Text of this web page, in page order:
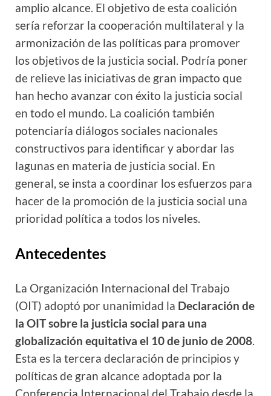
amplio alcance. El objetivo de esta coalición
sería reforzar la cooperación multilateral y la
armonización de las políticas para promover
los objetivos de la justicia social. Podría poner
de relieve las iniciativas de gran impacto que
han hecho avanzar con éxito la justicia social
en todo el mundo. La coalición también
potenciaría diálogos sociales nacionales
constructivos para identificar y abordar las
lagunas en materia de justicia social. En
general, se insta a coordinar los esfuerzos para
hacer de la promoción de la justicia social una
prioridad política a todos los niveles.
Antecedentes
La Organización Internacional del Trabajo
(OIT) adoptó por unanimidad la Declaración de
la OIT sobre la justicia social para una
globalización equitativa el 10 de junio de 2008.
Esta es la tercera declaración de principios y
políticas de gran alcance adoptada por la